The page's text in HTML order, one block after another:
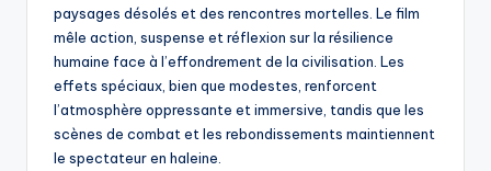
paysages désolés et des rencontres mortelles. Le film
mêle action, suspense et réflexion sur la résilience
humaine face à l’effondrement de la civilisation. Les
effets spéciaux, bien que modestes, renforcent
l’atmosphère oppressante et immersive, tandis que les
scènes de combat et les rebondissements maintiennent
le spectateur en haleine.